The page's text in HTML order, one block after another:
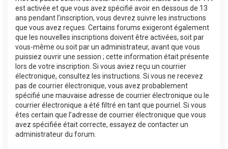
est activée et que vous avez spécifié avoir en dessous de 13
ans pendant l’inscription, vous devrez suivre les instructions
que vous avez reçues. Certains forums exigeront également
que les nouvelles inscriptions doivent être activées, soit par
vous-même ou soit par un administrateur, avant que vous
puissiez ouvrir une session ; cette information était présente
lors de votre inscription. Si vous aviez reçu un courrier
électronique, consultez les instructions. Si vous ne recevez
pas de courrier électronique, vous avez probablement
spécifié une mauvaise adresse de courrier électronique ou le
courrier électronique a été filtré en tant que pourriel. Si vous
êtes certain que l’adresse de courrier électronique que vous
avez spécifiée était correcte, essayez de contacter un
administrateur du forum.